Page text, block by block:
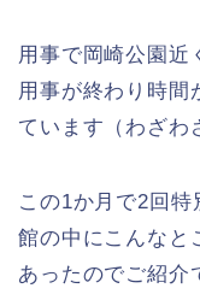
用事で岡崎公園近
用事が終わり時間
ています（わざわ
この1か月で2回
館の中にこんなと
あったのでご紹介